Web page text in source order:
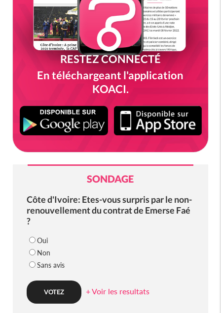
RESTEZ CONNECTÉ
En téléchargeant l'application
KOACI.
SONDAGE
Côte d'Ivoire: Etes-vous surpris par le non-
renouvellement du contrat de Emerse Faé
?
Oui
Non
Sans avis
+ Voir les resultats